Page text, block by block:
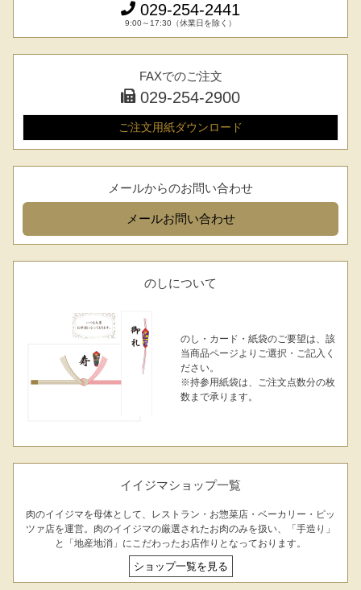
029-254-2441
受付：9:00～17:30(日曜日を除く)
お中元ギフト
お中元ハムギフ
誕生日ギフト
出産内祝い 結婚内祝い 法事・香典返し
高級肉ギフト
LINEギフト ふるさと納税
029-254-2441
9:00～17:30（休業日を除く）
FAXでのご注文
029-254-2900
ご注文用紙ダウンロード
メールからのお問い合わせ
メールお問い合わせ
のしについて
のし・カード・紙袋のご要望は、該
当商品ページよりご選択・ご記入く
ださい。
※持参用紙袋は、ご注文点数分の枚
数まで承ります。
イイジマショップ一覧
肉のイイジマを母体として、レストラン・お惣菜店・ベーカリー・ピッ
ツァ店を運営。肉のイイジマの厳選されたお肉のみを扱い、「手造り」
と「地産地消」にこだわったお店作りとなっております。
ショップ一覧を見る